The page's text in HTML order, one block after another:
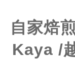
自家焙
Kaya /